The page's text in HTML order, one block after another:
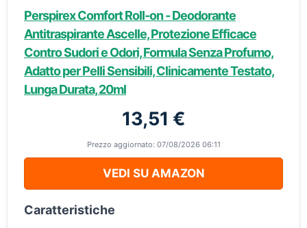
Perspirex Comfort Roll-on - Deodorante
Antitraspirante Ascelle, Protezione Efficace
Contro Sudori e Odori, Formula Senza Profumo,
Adatto per Pelli Sensibili, Clinicamente Testato,
Lunga Durata, 20ml
13,51 €
Prezzo aggiornato: 07/08/2026 06:11
VEDI SU AMAZON
Caratteristiche